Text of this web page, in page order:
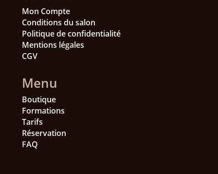
Mon Compte
Conditions du salon
Politique de confidentialité
Mentions légales
CGV
Menu
Boutique
Formations
Tarifs
Réservation
FAQ